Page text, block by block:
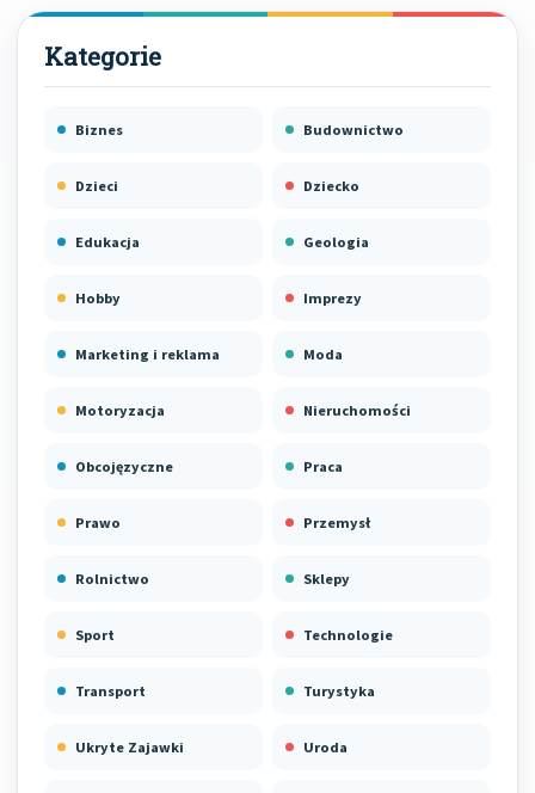
Biznes Budownictwo
Dzieci Dziecko
Edukacja Geologia
Hobby Imprezy
Marketing i reklama Moda
Motoryzacja Nieruchomości
Obcojęzyczne Praca
Prawo Przemysł
Rolnictwo Sklepy
Sport Technologie
Transport Turystyka
Ukryte Zajawki Uroda